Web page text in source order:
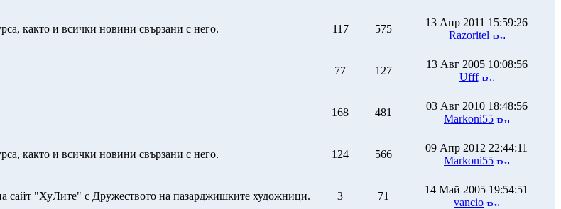
както и всички новини свързани с него.
117 575
13 Апр 2011 15:59:26
Razoritel
77 127
13 Авг 2005 10:08:56
Ufff
168 481
03 Авг 2010 18:48:56
Markoni55
както и всички новини свързани с него.
124 566
09 Апр 2012 22:44:11
Markoni55
сайт "ХуЛите" с Дружеството на пазарджишките художници.
3 71
14 Май 2005 19:54:51
vancio